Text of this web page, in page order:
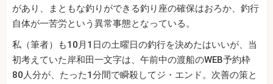
があり、まともな釣りができる釣り座の確保はおろか、釣行
自体が一苦労という異常事態となっている。
私（筆者）も10月1日の土曜日の釣行を決めたはいいが、当
初考えていた岸和田一文字は、午前中の渡船のWEB予約枠
80人分が、たった1分間で瞬殺してジ・エンド。次善の策と